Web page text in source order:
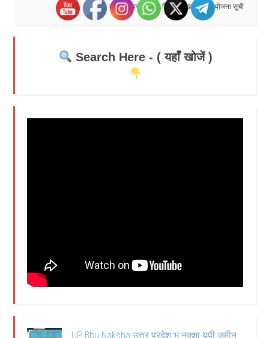
लाड़ली बहना योजना लिस्ट,लाड़ली बहना योजना सूची
Search Here - ( यहाँ खोजें )
UP Bhu Naksha उत्तर प्रदेश भू नक्शा यूपी जमीन